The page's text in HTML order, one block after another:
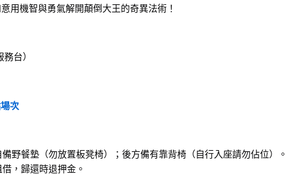
用機智與勇氣解開顛倒大王的奇異法術！
台）
次
野餐墊（勿放置板凳椅）；後方備有靠背椅（自行入座請勿佔位）。
，歸還時退押金。